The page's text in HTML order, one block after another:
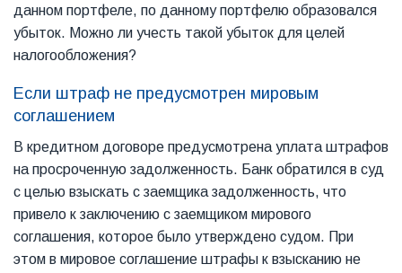
данном портфеле, по данному портфелю образовался
убыток. Можно ли учесть такой убыток для целей
налогообложения?
Если штраф не предусмотрен мировым
соглашением
В кредитном договоре предусмотрена уплата штрафов
на просроченную задолженность. Банк обратился в суд
с целью взыскать с заемщика задолженность, что
привело к заключению с заемщиком мирового
соглашения, которое было утверждено судом. При
этом в мировое соглашение штрафы к взысканию не